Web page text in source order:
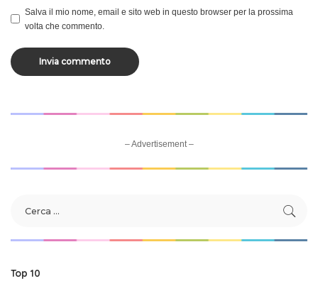
Salva il mio nome, email e sito web in questo browser per la prossima
volta che commento.
– Advertisement –
Top 10